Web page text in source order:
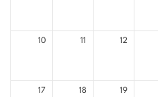
10 11 12
17 18 19